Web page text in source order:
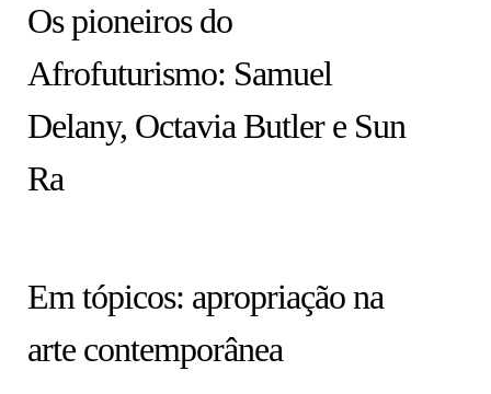
Os pioneiros do
Afrofuturismo: Samuel
Delany, Octavia Butler e Sun
Ra
Em tópicos: apropriação na
arte contemporânea